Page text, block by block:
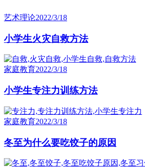
艺术理论2022/3/18
小学生火灾自救方法
家庭教育2022/3/18
小学生专注力训练方法
家庭教育2022/3/18
冬至为什么要吃饺子的原因